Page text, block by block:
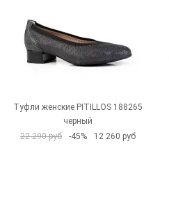
Туфли женские PITILLOS 188265
черный
22 290 руб
-45% 12 260 руб